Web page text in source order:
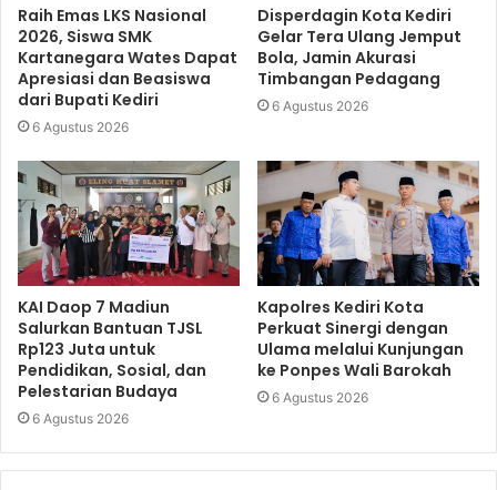
Raih Emas LKS Nasional
2026, Siswa SMK
Kartanegara Wates Dapat
Apresiasi dan Beasiswa
dari Bupati Kediri
6 Agustus 2026
Disperdagin Kota Kediri
Gelar Tera Ulang Jemput
Bola, Jamin Akurasi
Timbangan Pedagang
6 Agustus 2026
KAI Daop 7 Madiun
Salurkan Bantuan TJSL
Rp123 Juta untuk
Pendidikan, Sosial, dan
Pelestarian Budaya
6 Agustus 2026
Kapolres Kediri Kota
Perkuat Sinergi dengan
Ulama melalui Kunjungan
ke Ponpes Wali Barokah
6 Agustus 2026